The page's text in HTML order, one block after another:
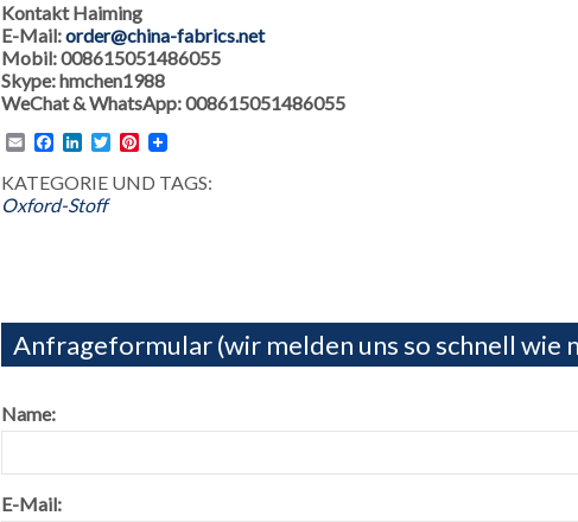
Kontakt Haiming
E-Mail:order@china-fabrics.net
Mobil: 008615051486055
Skype: hmchen1988
WeChat & WhatsApp: 008615051486055
EmailFacebook
LinkedIn
TwitterPinterest
KATEGORIE UND TAGS:
Oxford-Stoff
Anfrageformular (wir melden uns so schnell wie
Name:
E-Mail: